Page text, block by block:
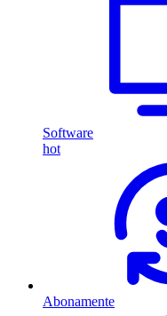
Software
hot
Abonamente